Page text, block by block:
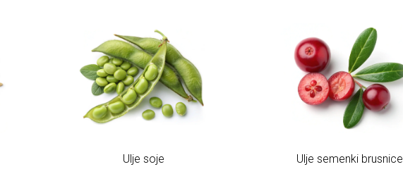
Ulje soje Ulje semenki brusnice